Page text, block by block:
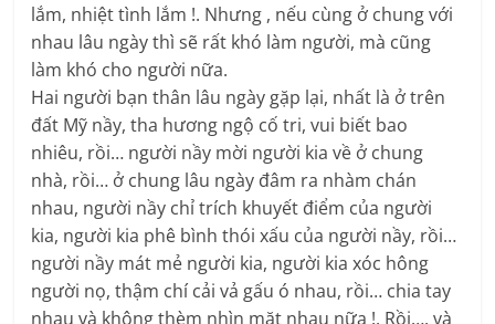
lắm, nhiệt tình lắm !. Nhưng , nếu cùng ở chung với
nhau lâu ngày thì sẽ rất khó làm người, mà cũng
làm khó cho người nữa.
Hai người bạn thân lâu ngày gặp lại, nhất là ở trên
đất Mỹ nầy, tha hương ngộ cố tri, vui biết bao
nhiêu, rồi… người nầy mời người kia về ở chung
nhà, rồi… ở chung lâu ngày đâm ra nhàm chán
nhau, người nầy chỉ trích khuyết điểm của người
kia, người kia phê bình thói xấu của người nầy, rồi…
người nầy mát mẻ người kia, người kia xóc hông
người nọ, thậm chí cải vả gấu ó nhau, rồi… chia tay
nhau và không thèm nhìn mặt nhau nữa !. Rồi…. và